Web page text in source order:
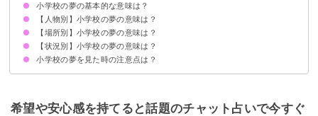
小学校の夢の基本的な意味は？
素直さや純粋さを持つべきという暗示
大人が見たら仕事運UP
状況によって意味が決まる
【人物別】小学校の夢の意味は？
小学校の同級生が出てくる夢【願望夢】
小学校の先生が出てくる夢【警告夢】
小学校の友達が出てくる夢【警告夢】
小学校の好きだった人が出てくる夢【吉夢】
【場所別】小学校の夢の意味は？
小学校の校舎が印象的な夢【警告夢】
小学校の校庭が印象的な夢【警告夢】
小学校のトイレが印象的な夢【警告夢】
小学校の職員室が印象的な夢【警告夢】
小学校の体育館が印象的な夢【吉夢】
【状況別】小学校の夢の意味は？
小学校に行く夢【吉夢】
小学校をサボる夢【凶夢】
小学校に遅刻する夢【警告夢】
小学校の卒業式の夢【吉夢】
小学校の同窓会の夢【警告夢】
小学校の給食を食べる夢【警告夢】
小学校の夢を見た時の注意点は？
吉夢なら話さず警告夢や凶夢は人に話す
希望や安心感を持てると話題のチャット占いで今すぐ